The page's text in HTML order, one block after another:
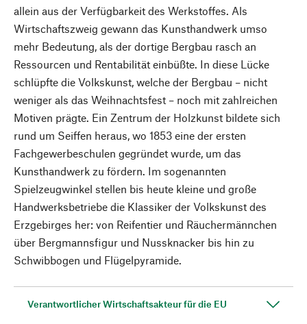
allein aus der Verfügbarkeit des Werkstoffes. Als
Wirtschaftszweig gewann das Kunsthandwerk umso
mehr Bedeutung, als der dortige Bergbau rasch an
Ressourcen und Rentabilität einbüßte. In diese Lücke
schlüpfte die Volkskunst, welche der Bergbau – nicht
weniger als das Weihnachtsfest – noch mit zahlreichen
Motiven prägte. Ein Zentrum der Holzkunst bildete sich
rund um Seiffen heraus, wo 1853 eine der ersten
Fachgewerbeschulen gegründet wurde, um das
Kunsthandwerk zu fördern. Im sogenannten
Spielzeugwinkel stellen bis heute kleine und große
Handwerksbetriebe die Klassiker der Volkskunst des
Erzgebirges her: von Reifentier und Räuchermännchen
über Bergmannsfigur und Nussknacker bis hin zu
Schwibbogen und Flügelpyramide.
Verantwortlicher Wirtschaftsakteur für die EU